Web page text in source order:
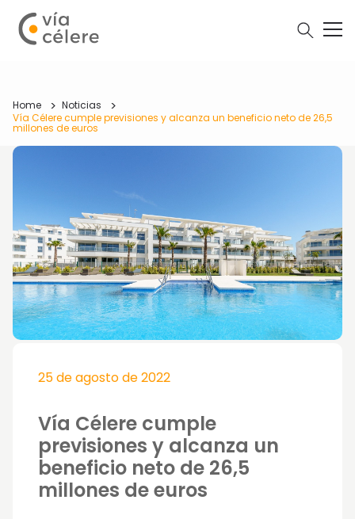
Home
Noticias
Vía Célere cumple previsiones y alcanza un beneficio neto de 26,5
millones de euros
25 de agosto de 2022
Vía Célere cumple
previsiones y alcanza un
beneficio neto de 26,5
millones de euros